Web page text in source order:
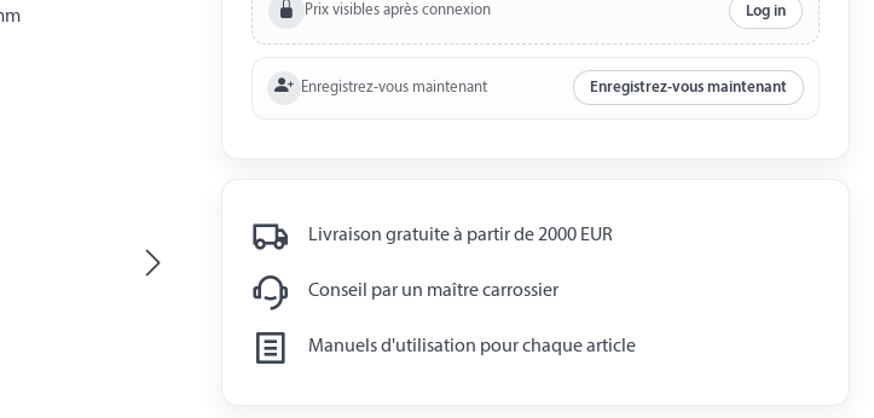
Prix visibles après connexion Log in
Enregistrez-vous maintenant Enregistrez-vous maintenant
Livraison gratuite à partir de 2000 EUR
Conseil par un maître carrossier
Manuels d'utilisation pour chaque article